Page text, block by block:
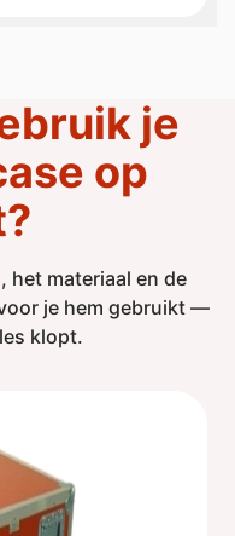
je
op
het materiaal en de
je hem gebruikt —
klopt.